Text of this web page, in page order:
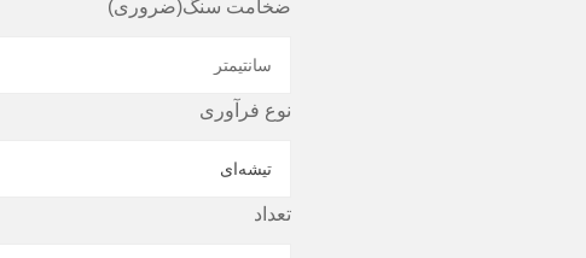
ضخامت سنگ(ضروری)
نوع فرآوری
تعداد